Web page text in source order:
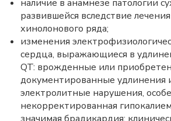
наличие в анамнезе патологии
развившейся вследствие
хинолонового ряда;
изменения
сердца, выражающиеся в
QT: врожденные или
документированные удлинения
электролитные нарушения,
некорректированная